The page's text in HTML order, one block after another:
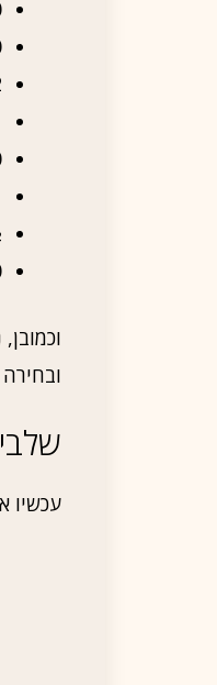
עכשיו